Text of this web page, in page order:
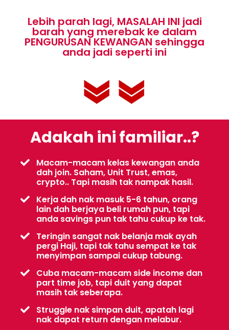
Lebih parah lagi, MASALAH INI jadi
barah yang merebak ke dalam
PENGURUSAN KEWANGAN sehingga
anda jadi seperti ini
Adakah ini familiar..?
Macam-macam kelas kewangan anda
dah join. Saham, Unit Trust, emas,
crypto.. Tapi masih tak nampak hasil.
Kerja dah nak masuk 5-6 tahun, orang
lain dah berjaya beli rumah pun, tapi
anda savings pun tak tahu cukup ke tak.
Teringin sangat nak belanja mak ayah
pergi Haji, tapi tak tahu sempat ke tak
menyimpan sampai cukup tabung.
Cuba macam-macam side income dan
part time job, tapi duit yang dapat
masih tak seberapa.
Struggle nak simpan duit, apatah lagi
nak dapat return dengan melabur.